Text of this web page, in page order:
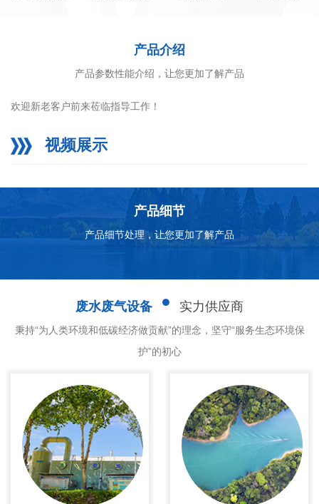
产品介绍
产品参数性能介绍，让您更加了解产品
欢迎新老客户前来莅临指导工作！
视频展示
产品细节
产品细节处理，让您更加了解产品
废水废气设备 实力供应商
秉持“为人类环境和低碳经济做贡献”的理念，坚守“服务生态环境保
护”的初心